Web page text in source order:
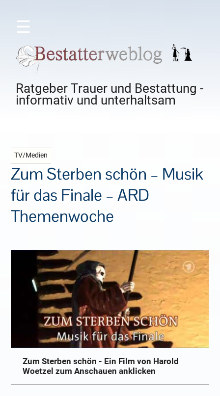
☰
Ratgeber Trauer und Bestattung -
informativ und unterhaltsam
TV/Medien
Zum Sterben schön – Musik
für das Finale – ARD
Themenwoche
Zum Sterben schön - Ein Film von Harold
Woetzel zum Anschauen anklicken